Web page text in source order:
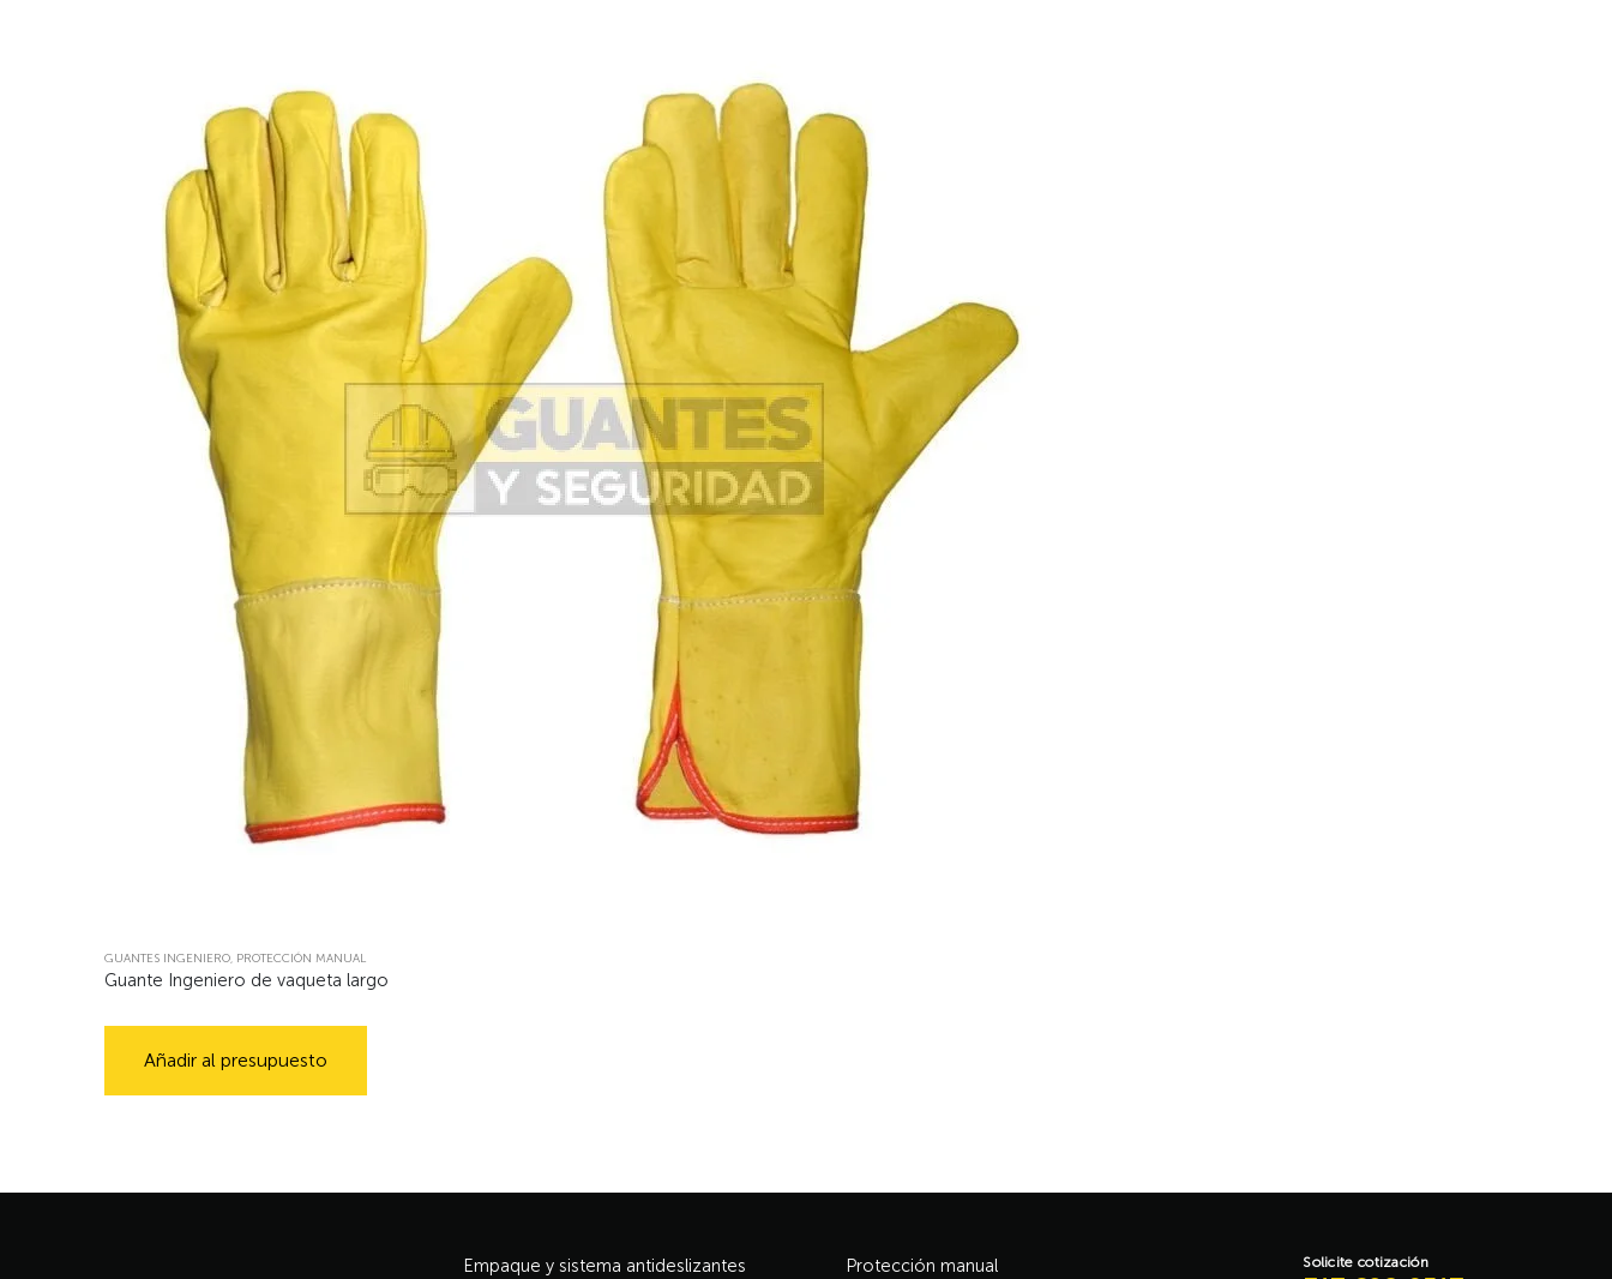
GUANTES INGENIERO, PROTECCIÓN MANUAL
Guante Ingeniero de vaqueta largo
Añadir al presupuesto
Empaque y sistema antideslizantes Protección manual Solicite cotización